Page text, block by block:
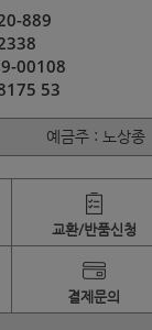
889
00108
53
예금주 : 노상종
교환/반품신청
결제문의